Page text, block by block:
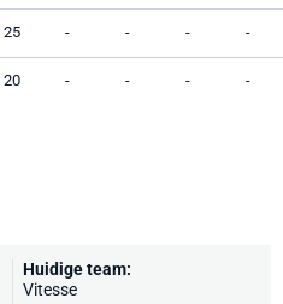
25 - - - -
20 - - - -
Huidige team:
Vitesse